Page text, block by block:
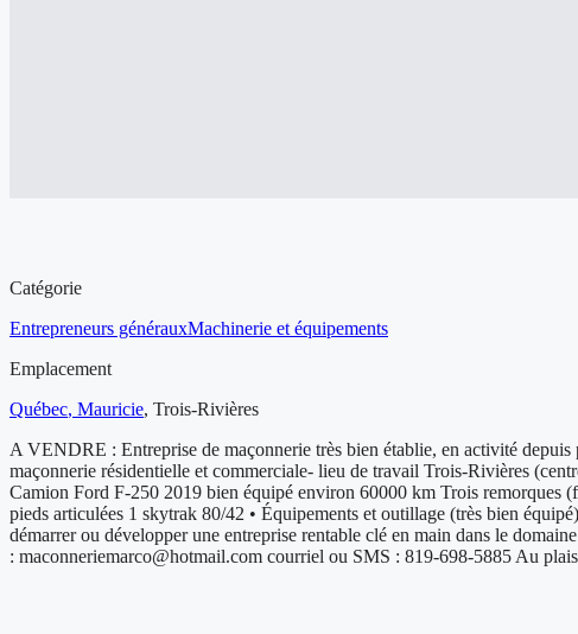
Catégorie
Entrepreneurs générauxMachinerie et équipements
Emplacement
Québec, Mauricie, Trois-Rivières
A VENDRE : Entreprise de maçonnerie très bien établie, en activité depuis
maçonnerie résidentielle et commerciale- lieu de travail Trois-Rivières
Camion Ford F-250 2019 bien équipé environ 60000 km Trois remorques
pieds articulées 1 skytrak 80/42 • Équipements et outillage (très bien
démarrer ou développer une entreprise rentable clé en main dans le
: maconneriemarco@hotmail.com courriel ou SMS : 819-698-5885 Au